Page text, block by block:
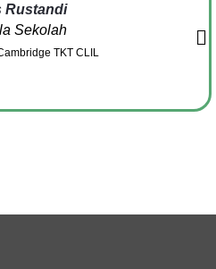
Rustandi
Sekolah
TKT CLIL